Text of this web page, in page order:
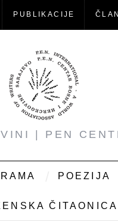
PUBLIKACIJE
| PEN
POEZIJA
ČITAONICA